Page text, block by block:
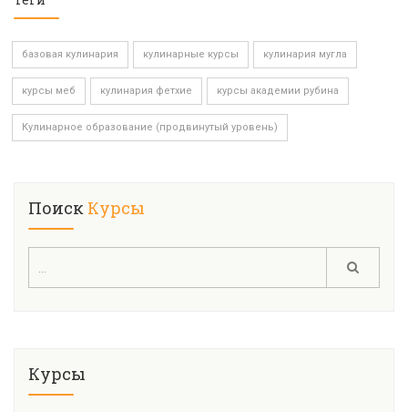
базовая кулинария кулинарные курсы кулинария мугла
курсы меб кулинария фетхие курсы академии рубина
Кулинарное образование (продвинутый уровень)
Поиск Курсы
Курсы